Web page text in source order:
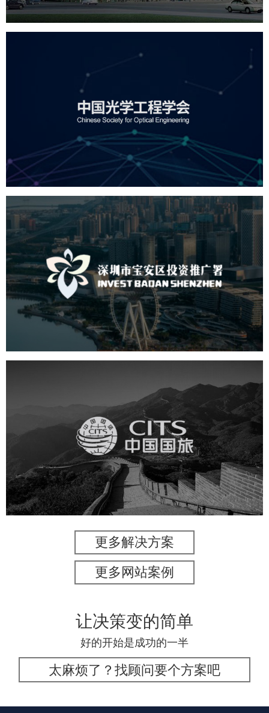
中国光学工程学会
机构组织 国企 品牌官网 网站建设 网站设计
深圳市宝安区投资推广署
机构组织 国企 品牌官网 网站建设 网站设计
中国国旅
旅游休闲 电商网站 网站建设
更多解决方案
更多网站案例
让决策变的简单
好的开始是成功的一半
太麻烦了？找顾问要个方案吧